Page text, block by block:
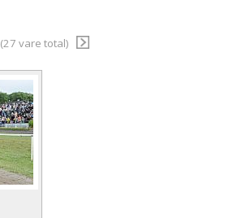
(27 vare total)